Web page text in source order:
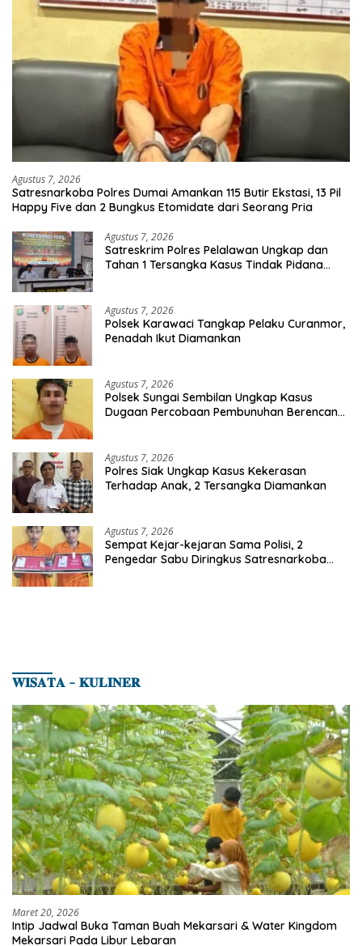
Agustus 7, 2026
Satresnarkoba Polres Dumai Amankan 115 Butir Ekstasi, 13 Pil
Happy Five dan 2 Bungkus Etomidate dari Seorang Pria
Agustus 7, 2026
Satreskrim Polres Pelalawan Ungkap dan
Tahan 1 Tersangka Kasus Tindak Pidana
Agustus 7, 2026
Polsek Karawaci Tangkap Pelaku Curanmor,
Penadah Ikut Diamankan
Agustus 7, 2026
Polsek Sungai Sembilan Ungkap Kasus
Dugaan Percobaan Pembunuhan Berencana,
Agustus 7, 2026
Polres Siak Ungkap Kasus Kekerasan
Terhadap Anak, 2 Tersangka Diamankan
Agustus 7, 2026
Sempat Kejar-kejaran Sama Polisi, 2
Pengedar Sabu Diringkus Satresnarkoba
𝐖𝐈𝐒𝐀𝐓𝐀 – 𝐊𝐔𝐋𝐈𝐍𝐄𝐑
Maret 20, 2026
Intip Jadwal Buka Taman Buah Mekarsari & Water Kingdom
Mekarsari Pada Libur Lebaran